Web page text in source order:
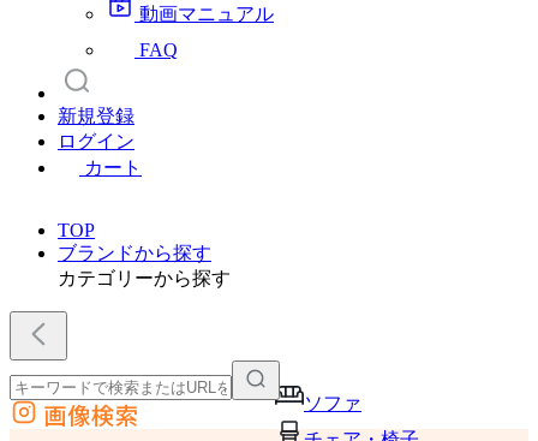
動画マニュアル
FAQ
新規登録
ログイン
カート
TOP
ブランドから探す
カテゴリーから探す
ソファ
外部サイトの商品をカートに追加
画像検索